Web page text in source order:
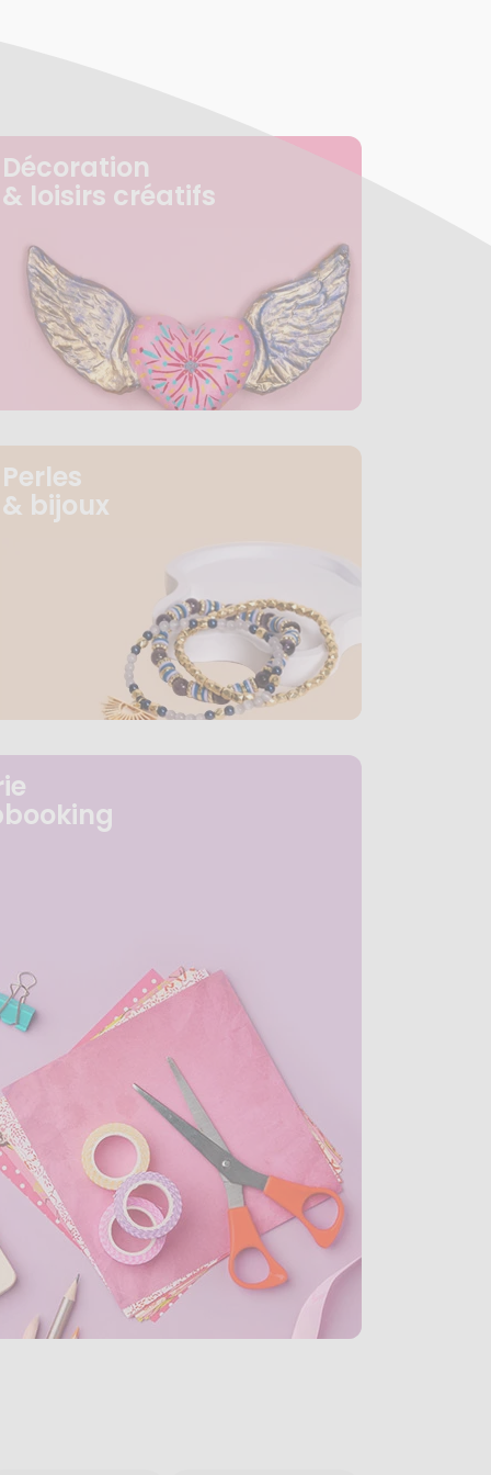
Décoration
& loisirs créatifs
Perles
& bijoux